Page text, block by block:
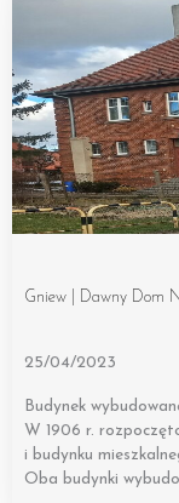
Gniew | Dawny Dom
25/04/2023
Budynek
W 1906 r.
i budynku
Oba budynki